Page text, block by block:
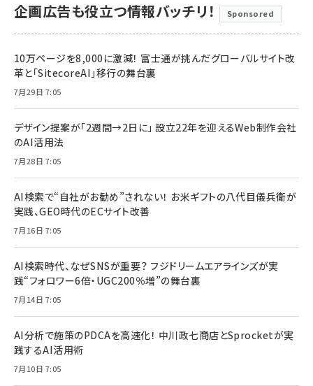
企画広告も役立つ情報バッチリ！ Sponsored
10万ページを8,000に激減！ 富士通が挑んだグローバルサイト改
革と「SitecoreAI」移行の舞台裏
7月29日 7:05
デザイン提案が「2週間→2日に」 設立22年を迎えるWeb制作会社
のAI活用法
7月28日 7:05
AI検索で“自社がお勧め”されない！ お米ギフトの八代目儀兵衛が
実践、GEO時代のECサイト改善
7月16日 7:05
AI検索時代、なぜSNSが重要？ フジドリームエアラインズが実
践“フォロワー6倍・UGC200％増”の舞台裏
7月14日 7:05
AI分析で施策のPDCAを高速化！ 中川政七商店とSprocketが実
践するAI活用術
7月10日 7:05